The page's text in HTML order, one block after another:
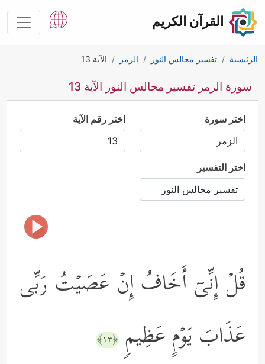
القرآن الكريم
الرئيسية تفسير مجالس النور الزمر الآية 13
سورة الزمر تفسير مجالس النور الآية 13
اختر سورة اختر رقم الآية
اختر التفسير
قُلۡ إِنِّیۤ أَخَافُ إِنۡ عَصَیۡتُ رَبِّی
عَذَابَ یَوۡمٍ عَظِیمࣲ ﴿١٣﴾